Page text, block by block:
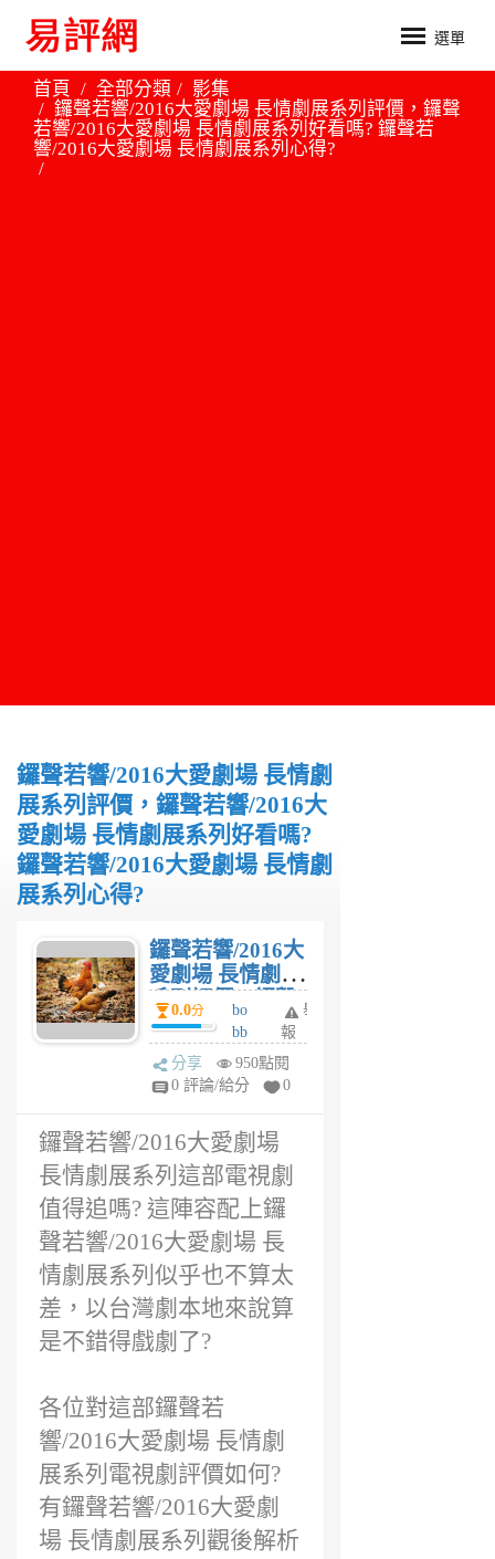
選單
首頁 全部分類
影集
鑼聲若響/2016大愛劇場 長情劇展系列評價，鑼聲
若響/2016大愛劇場 長情劇展系列好看嗎? 鑼聲若
響/2016大愛劇場 長情劇展系列心得?
鑼聲若響/2016大愛劇場 長情劇
展系列評價，鑼聲若響/2016大
愛劇場 長情劇展系列好看嗎?
鑼聲若響/2016大愛劇場 長情劇
展系列心得?
鑼聲若響/2016大
愛劇場 長情劇展
系列評價，鑼聲
若響/2016大愛劇
場 長情劇展系列
好看嗎? 鑼聲若
響/2016大愛劇場
得?
0.0分
bo
bb
y
6
舉
報
分享
950點閱
0 評論/給分
0
鑼聲若響/2016大愛劇場
長情劇展系列這部電視劇
值得追嗎? 這陣容配上鑼
聲若響/2016大愛劇場 長
情劇展系列似乎也不算太
差，以台灣劇本地來說算
是不錯得戲劇了?
各位對這部鑼聲若
響/2016大愛劇場 長情劇
展系列電視劇評價如何?
有鑼聲若響/2016大愛劇
場 長情劇展系列觀後解析